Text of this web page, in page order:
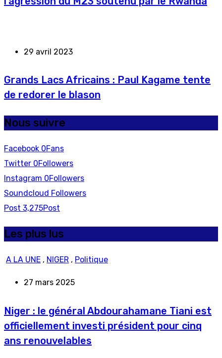
29 avril 2023
Grands Lacs Africains : Paul Kagame tente
de redorer le blason
Nous suivre
Facebook 0Fans
Twitter 0Followers
Instagram 0Followers
Soundcloud Followers
Post 3,275Post
Les plus lus
A LA UNE , NIGER , Politique
27 mars 2025
Niger : le général Abdourahamane Tiani est
officiellement investi président pour cinq
ans renouvelables